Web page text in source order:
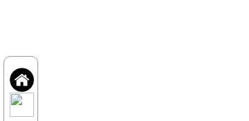
북.도.사.수.불